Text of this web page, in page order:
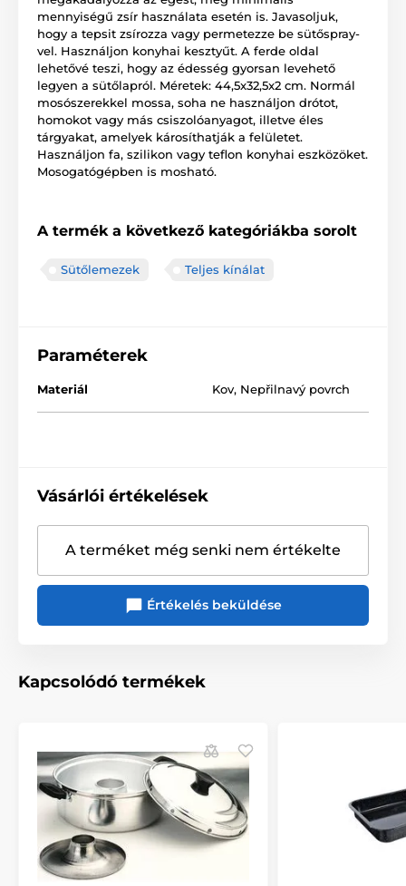
mennyiségű zsír használata esetén is. Javasoljuk,
hogy a tepsit zsírozza vagy permetezze be sütőspray-
vel. Használjon konyhai kesztyűt. A ferde oldal
lehetővé teszi, hogy az édesség gyorsan levehető
legyen a sütőlapról. Méretek: 44,5x32,5x2 cm. Normál
mosószerekkel mossa, soha ne használjon drótot,
homokot vagy más csiszolóanyagot, illetve éles
tárgyakat, amelyek károsíthatják a felületet.
Használjon fa, szilikon vagy teflon konyhai eszközöket.
Mosogatógépben is mosható.
A termék a következő kategóriákba sorolt
Sütőlemezek Teljes kínálat
Paraméterek
Materiál Kov, Nepřilnavý povrch
Vásárlói értékelések
A terméket még senki nem értékelte
Értékelés beküldése
Kapcsolódó termékek